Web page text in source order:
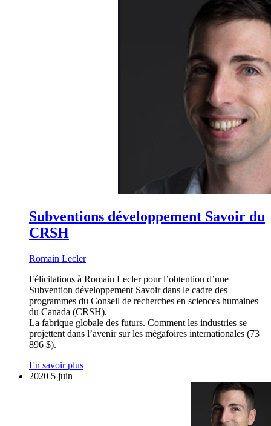
Subventions développement Savoir du
CRSH
Romain Lecler
Félicitations à Romain Lecler pour l’obtention d’une
Subvention développement Savoir dans le cadre des
programmes du Conseil de recherches en sciences humaines
du Canada (CRSH).
La fabrique globale des futurs. Comment les industries se
projettent dans l’avenir sur les mégafoires internationales (73
896 $).
En savoir plus
2020 5 juin